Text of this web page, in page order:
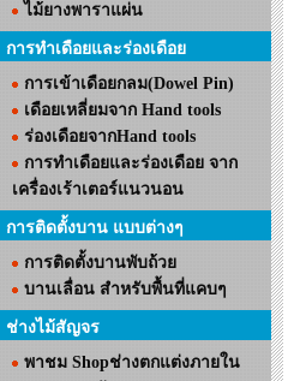
ไม้ยางพาราแผ่น
การทำเดือยและร่องเดือย
การเข้าเดือยกลม(Dowel Pin)
เดือยเหลี่ยมจาก Hand tools
ร่องเดือยจากHand tools
การทำเดือยและร่องเดือย จาก
เครื่องเร้าเตอร์แนวนอน
การติดตั้งบาน แบบต่างๆ
การติดตั้งบานพับถ้วย
บานเลื่อน สำหรับพื้นที่แคบๆ
ช่างไม้สัญจร
พาชม Shopช่างตกแต่งภายใน